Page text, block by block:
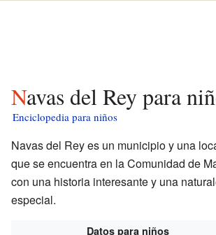
Navas del Rey para
Enciclopedia para niños
Navas del Rey es un municipio y una
que se encuentra en la Comunidad de
con una historia interesante y una
especial.
Datos para niños